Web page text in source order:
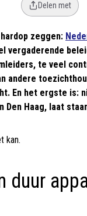
Delen met
zeggen:
vergaderende
te veel
andere
En het ergste is:
Den Haag, laat
kan.
duur